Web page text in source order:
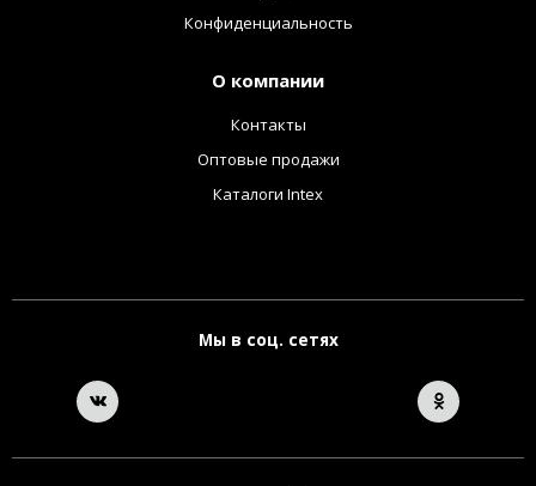
Конфиденциальность
О компании
Контакты
Оптовые продажи
Каталоги Intex
Мы в соц. сетях